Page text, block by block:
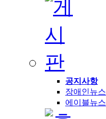
공지사항
장애인뉴스
에이블뉴스